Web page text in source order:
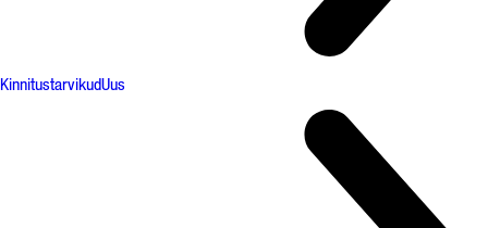
KinnitustarvikudUus